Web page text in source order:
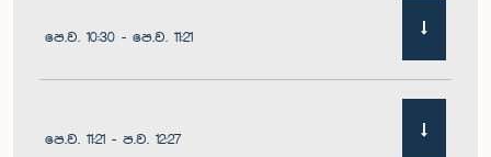
පෙ.ව. 10:30 - පෙ.ව. 11:21
පෙ.ව. 11:21 - ප.ව. 12:27